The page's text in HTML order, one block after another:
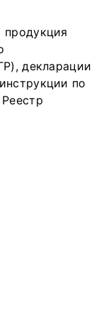
декларации
по